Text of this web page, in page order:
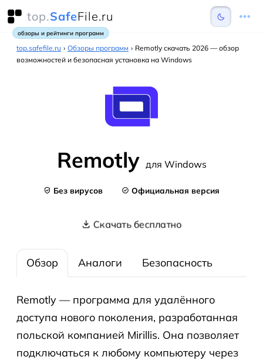
top.SafeFile.ru
обзоры и рейтинги программ
top.safefile.ru › Обзоры программ › Remotly скачать 2026 — обзор
возможностей и безопасная установка на Windows
Remotly для Windows
Без вирусов Официальная версия
Скачать бесплатно
Обзор Аналоги Безопасность
Remotly — программа для удалённого
доступа нового поколения, разработанная
польской компанией Mirillis. Она позволяет
подключаться к любому компьютеру через